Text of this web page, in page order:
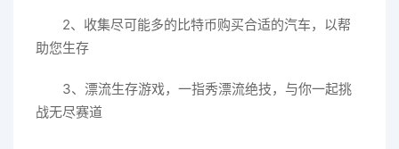
2、收集尽可能多的比特币购买合适的汽车，以帮
助您生存
3、漂流生存游戏，一指秀漂流绝技，与你一起挑
战无尽赛道